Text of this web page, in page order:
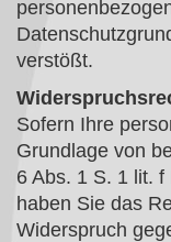
verstößt.
Sofern Ihre
Grundlage von
6 Abs. 1 S. 1 lit.
haben Sie das
Widerspruch